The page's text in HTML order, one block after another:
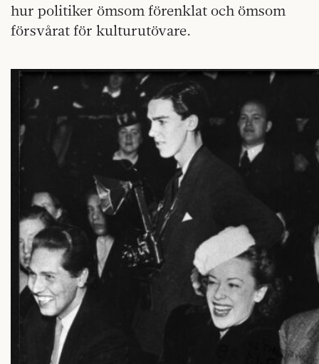
hur politiker ömsom förenklat och ömsom
försvårat för kulturutövare.